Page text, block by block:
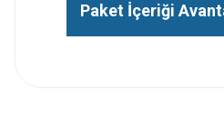
Paket İçeriği